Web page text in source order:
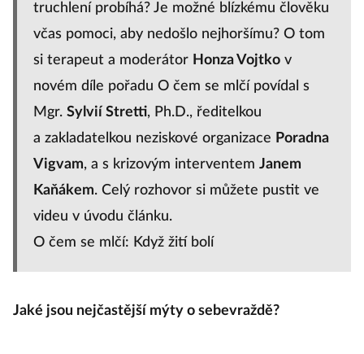
truchlení probíhá? Je možné blízkému člověku
včas pomoci, aby nedošlo nejhoršímu? O tom
si terapeut a moderátor Honza Vojtko v
novém díle pořadu O čem se mlčí povídal s
Mgr. Sylvií Stretti, Ph.D., ředitelkou
a zakladatelkou neziskové organizace Poradna
Vigvam, a s krizovým interventem Janem
Kaňákem. Celý rozhovor si můžete pustit ve
videu v úvodu článku.
O čem se mlčí: Když žití bolí
Jaké jsou nejčastější mýty o sebevraždě?